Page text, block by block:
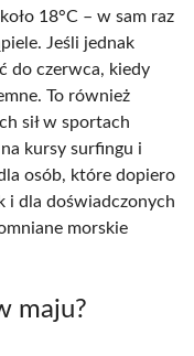
18°C – w sam raz
Jeśli jednak
do czerwca, kiedy
To również
sił w sportach
kursy surfingu i
osób, które dopiero
i dla doświadczonych
morskie
maju?